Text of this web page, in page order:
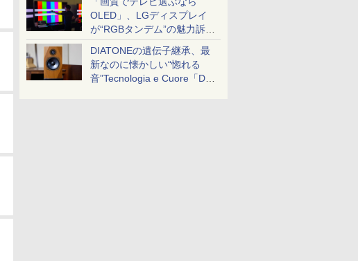
OLED」、LGディスプレイ
が“RGBタンデム”の魅力訴
求。液晶とのガチ比較も
DIATONEの遺伝子継承、最
新なのに懐かしい“惚れる
音”Tecnologia e Cuore「DS-